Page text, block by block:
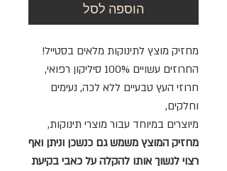
הוספה לסל
מחזיק מוצץ לתינוקות מלאים בסטייל!
החרוזים עשויים 100% סיליקון רפואי,
חרוזי העץ טבעיים ללא לכה, נעימים
וחלקים,
מיוצרים במיוחד עבור מוצרי תינוקות,
מחזיק המוצץ משמש גם כנשכן וניתן ואף
רצוי לנשוך אותו להקלה על כאבי בקיעת